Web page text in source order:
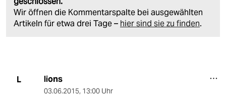
Wir öffnen die Kommentarspalte bei ausgewählten
Artikeln für etwa drei Tage – hier sind sie zu finden.
L lions
03.06.2015, 13:00 Uhr